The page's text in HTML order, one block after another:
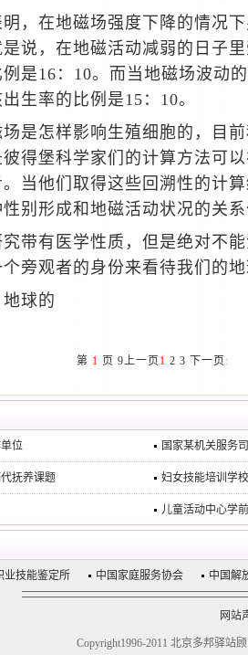
在地磁场强度下降的情况下
说，在地磁活动减弱的日子
是16：10。而当地磁场波动
生率的比例是15：10。
怎样影响生殖细胞的，目前
得堡科学家们的计算方法可
当他们取得这些回溯性的计
别形成和地磁活动状况的关
有医学性质，但是绝对不能
旁观者的身份来看待我们的
球的
第 1 页 9上一页 1 2 3 下一页 :
位 国家某机关服务
抚养课题 妇女技能培训学
儿童活动中心学
业技能鉴定所 中国家庭服务协会 中国解
网站
Copyright1996-2011 北京多邦驿站